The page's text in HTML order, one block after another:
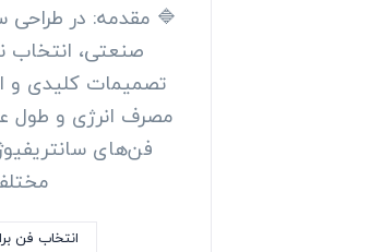
🔷 مقدمه: در
صنعتی، انتخاب
تصمیمات کلیدی و
مصرف انرژی و
فن‌های
انتخاب فن